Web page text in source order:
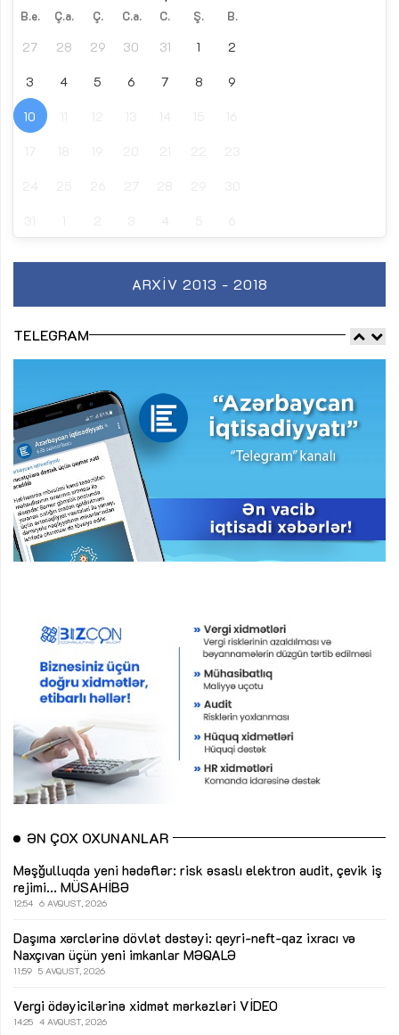
B.e. Ç.a. Ç. C.a. C. Ş. B.
27 28 29 30 31 1 2
3 4 5 6 7 8 9
10
ARXIV 2013 - 2018
TELEGRAM
ƏN ÇOX OXUNANLAR
Məşğulluqda yeni hədəflər: risk əsaslı elektron audit, çevik iş
rejimi... MÜSAHİBƏ
12:54 6 AVQUST, 2026
Daşıma xərclərinə dövlət dəstəyi: qeyri-neft-qaz ixracı və
Naxçıvan üçün yeni imkanlar MƏQALƏ
11:59 5 AVQUST, 2026
Vergi ödəyicilərinə xidmət mərkəzləri VİDEO
14:25 4 AVQUST, 2026